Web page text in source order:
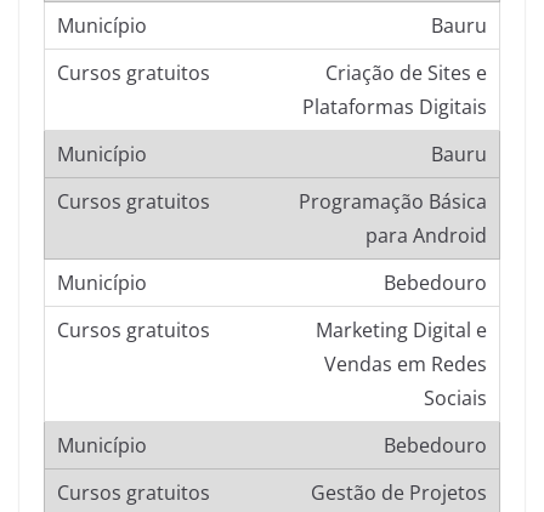
Bauru
Criação de Sites e
Plataformas Digitais
Bauru
Programação Básica
para Android
Bebedouro
Marketing Digital e
Vendas em Redes
Sociais
Bebedouro
Gestão de Projetos